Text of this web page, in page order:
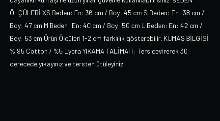
ÖLÇÜLERİ XS Beden: En: 36 cm / Boy: 45 cm S Beden: En: 38 cm /
Boy: 47 cm M Beden: En: 40 cm / Boy: 50 cm L Beden: En: 42 cm /
Boy: 53 cm Ürün Ölçüleri 1-2 cm farklılık gösterebilir. KUMAŞ BİLGİSİ
% 95 Cotton / %5 Lycra YIKAMA TALİMATI: Ters çevirerek 30
derecede yıkayınız ve tersten ütüleyiniz.